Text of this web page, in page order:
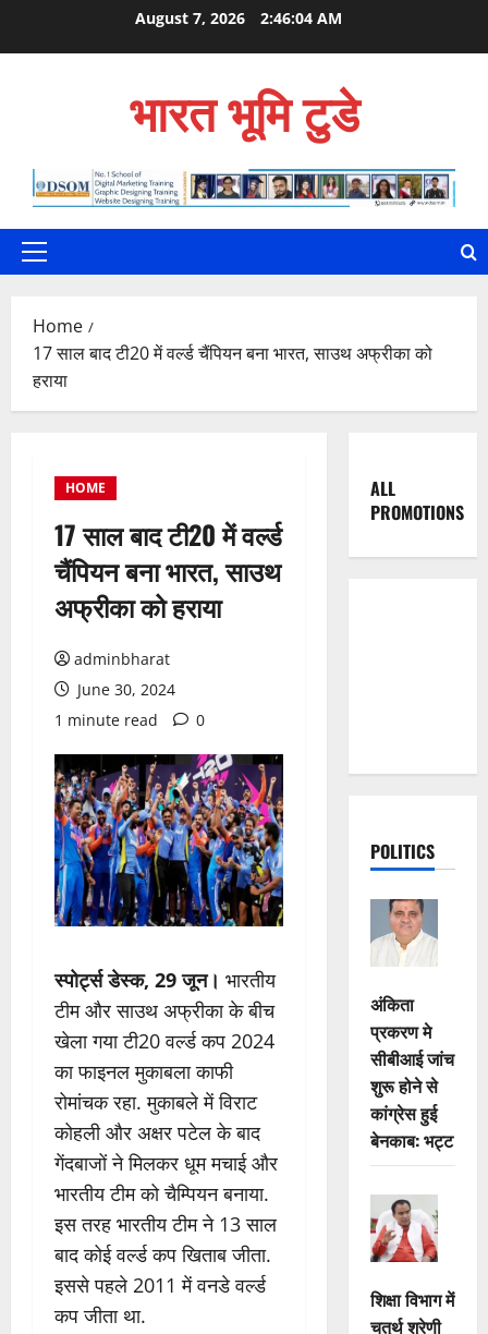
August 7, 2026 2:46:05 AM
भारत भूमि टुडे
Primary
Home
17 साल बाद टी20 में वर्ल्ड चैंपियन बना भारत, साउथ अफ्रीका को
हराया
HOME
17 साल बाद टी20 में वर्ल्ड
चैंपियन बना भारत, साउथ
अफ्रीका को हराया
adminbharat
June 30, 2024
1 minute read
0
स्पोर्ट्स डेस्क, 29 जून। भारतीय
टीम और साउथ अफ्रीका के बीच
खेला गया टी20 वर्ल्ड कप 2024
का फाइनल मुकाबला काफी
रोमांचक रहा. मुकाबले में विराट
कोहली और अक्षर पटेल के बाद
गेंदबाजों ने मिलकर धूम मचाई और
भारतीय टीम को चैम्पियन बनाया.
इस तरह भारतीय टीम ने 13 साल
बाद कोई वर्ल्ड कप खिताब जीता.
इससे पहले 2011 में वनडे वर्ल्ड
कप जीता था.
ALL
PROMOTIONS
POLITICS
अंकिता
प्रकरण मे
सीबीआई जांच
शुरू होने से
कांग्रेस हुई
बेनकाब: भट्ट
शिक्षा विभाग में
चतुर्थ श्रेणी